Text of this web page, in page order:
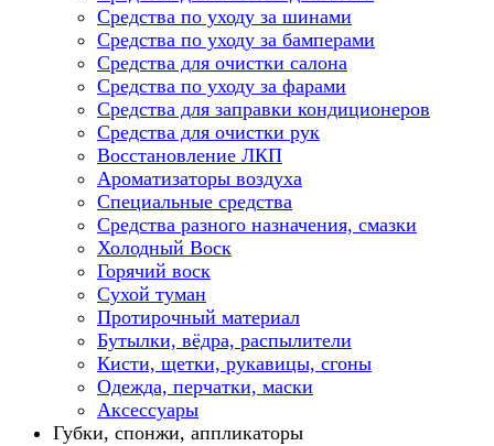
Средства по уходу за шинами
Средства по уходу за бамперами
Средства для очистки салона
Средства по уходу за фарами
Средства для заправки кондиционеров
Средства для очистки рук
Восстановление ЛКП
Ароматизаторы воздуха
Специальные средства
Средства разного назначения, смазки
Холодный Воск
Горячий воск
Сухой туман
Протирочный материал
Бутылки, вёдра, распылители
Кисти, щетки, рукавицы, сгоны
Одежда, перчатки, маски
Аксессуары
Губки, спонжи, аппликаторы